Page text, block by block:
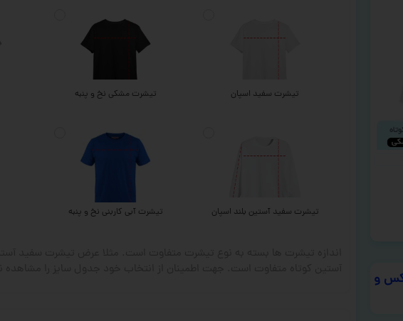
و
تیشرت سفید اسپان تیشرت مشکی نخ و پنبه
تیشرت سفید آستین بلند اسپان تیشرت آبی کاربنی نخ و پنبه